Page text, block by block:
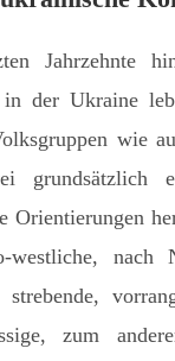
Jahrzehnte
der Ukraine
wie
grundsätzlich
Orientierungen
westliche, nach
strebende,
zum